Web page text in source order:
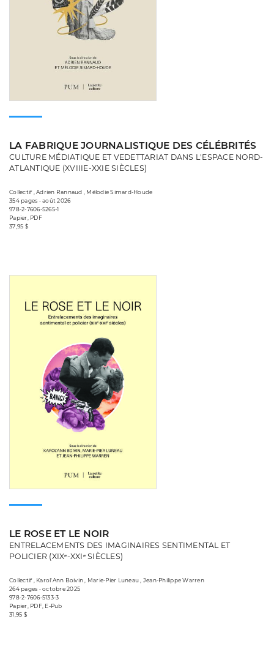
LA FABRIQUE JOURNALISTIQUE DES CÉLÉBRITÉS
CULTURE MÉDIATIQUE ET VEDETTARIAT DANS L'ESPACE NORD-
ATLANTIQUE (XVIIIE-XXIE SIÈCLES)
Collectif , Adrien Rannaud , Mélodie Simard-Houde
354 pages • août 2026
978-2-7606-5265-1
Papier, PDF
37,95 $
LE ROSE ET LE NOIR
ENTRELACEMENTS DES IMAGINAIRES SENTIMENTAL ET
POLICIER (XIXᵉ-XXIᵉ SIÈCLES)
Collectif , Karol'Ann Boivin , Marie-Pier Luneau , Jean-Philippe Warren
264 pages • octobre 2025
978-2-7606-5133-3
Papier, PDF, E-Pub
31,95 $